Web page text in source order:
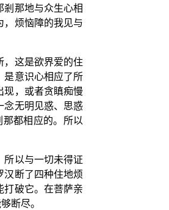
那地与众生心相
，烦恼障的我见与
，这是欲界爱的住
是意识心相应了所
现，或者贪瞋痴慢
念无明见惑、思惑
都相应的。所以
以与一切未得证
汉断了四种住地烦
打破它。在菩萨亲
断尽。